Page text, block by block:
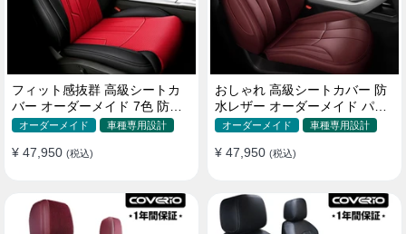
フィット感抜群 高級シートカ
バー オーダーメイド 7色 防水
レザー おしゃれ 全席セット
オーダーメイド 車種専用設計
¥ 47,950 (税込)
おしゃれ 高級シートカバー 防
水レザー オーダーメイド パン
チング加工 9色 全席セット
オーダーメイド 車種専用設計
¥ 47,950 (税込)